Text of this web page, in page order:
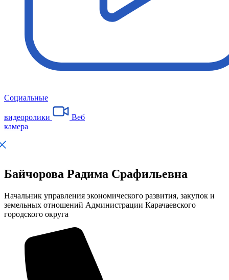
Социальные
видеоролики
Веб
камера
Байчорова Радима Срафильевна
Начальник управления экономического развития, закупок и
земельных отношений Администрации Карачаевского
городского округа